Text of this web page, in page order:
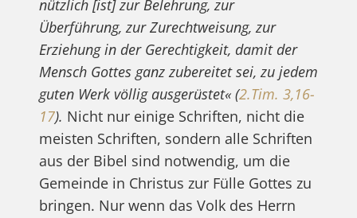
nützlich [ist] zur Belehrung, zur
Überführung, zur Zurechtweisung, zur
Erziehung in der Gerechtigkeit, damit der
Mensch Gottes ganz zubereitet sei, zu jedem
guten Werk völlig ausgerüstet« (2.Tim. 3,16-
17). Nicht nur einige Schriften, nicht die
meisten Schriften, sondern alle Schriften
aus der Bibel sind notwendig, um die
Gemeinde in Christus zur Fülle Gottes zu
bringen. Nur wenn das Volk des Herrn